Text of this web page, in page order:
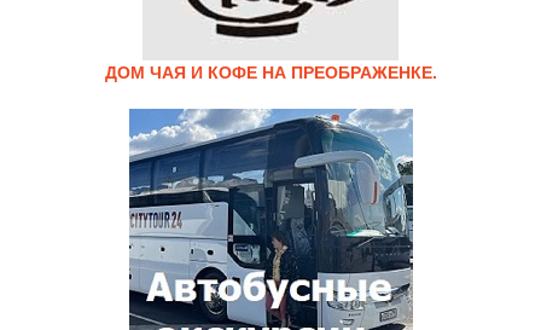
ДОМ ЧАЯ И КОФЕ НА ПРЕОБРАЖЕНКЕ.